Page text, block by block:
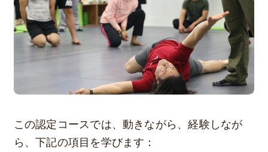
この認定コースでは、動きながら、経験しなが
ら、下記の項目を学びます：